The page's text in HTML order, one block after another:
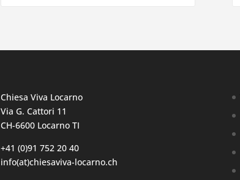
Chiesa Viva Locarno
Via G. Cattori 11
CH-6600 Locarno TI
+41 (0)91 752 20 40
info(at)chiesaviva-locarno.ch